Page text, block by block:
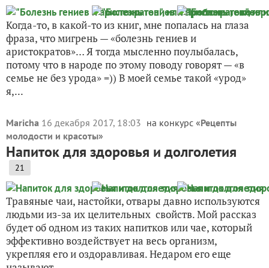
Когда-то, в какой-то из книг, мне попалась на глаза
фраза, что мигрень — «болезнь гениев и
аристократов»… Я тогда мысленно поулыбалась,
потому что в народе по этому поводу говорят — «в
семье не без урода» =)) В моей семье такой «урод»
я,...
Maricha 16 декабря 2017, 18:03 на конкурс «Рецепты
молодости и красоты»
Напиток для здоровья и долголетия
21
Травяные чаи, настойки, отвары давно используются
людьми из-за их целительных свойств. Мой рассказ
будет об одном из таких напитков или чае, который
эффективно воздействует на весь организм,
укрепляя его и оздоравливая. Недаром его еще